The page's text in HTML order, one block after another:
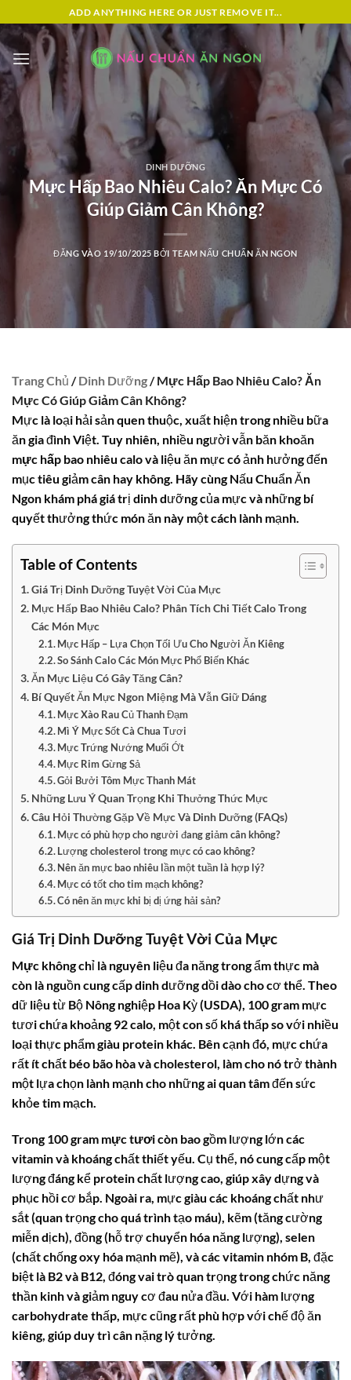
qua
nội
dung
ADD ANYTHING HERE OR JUST REMOVE IT...
DINH DƯỠNG
Mực Hấp Bao Nhiêu Calo? Ăn Mực Có
Giúp Giảm Cân Không?
ĐĂNG VÀO 19/10/2025 BỞI TEAM NẤU CHUẨN ĂN NGON
Trang Chủ /Dinh Dưỡng/ Mực Hấp Bao Nhiêu Calo? Ăn
Mực Có Giúp Giảm Cân Không?
Mực là loại hải sản quen thuộc, xuất hiện trong nhiều bữa
ăn gia đình Việt. Tuy nhiên, nhiều người vẫn băn khoăn
mực hấp bao nhiêu calovà liệu ăn mực có ảnh hưởng đến
mục tiêu giảm cân hay không. Hãy cùng Nấu Chuẩn Ăn
Ngon khám phá giá trị dinh dưỡng của mực và những bí
quyết thưởng thức món ăn này một cách lành mạnh.
Table of Contents
Giá Trị Dinh Dưỡng Tuyệt Vời Của Mực
Mực Hấp Bao Nhiêu Calo? Phân Tích Chi Tiết Calo Trong
Các Món Mực
Mực Hấp – Lựa Chọn Tối Ưu Cho Người Ăn Kiêng
So Sánh Calo Các Món Mực Phổ Biến Khác
Ăn Mực Liệu Có Gây Tăng Cân?
Bí Quyết Ăn Mực Ngon Miệng Mà Vẫn Giữ Dáng
Mực Xào Rau Củ Thanh Đạm
Mì Ý Mực Sốt Cà Chua Tươi
Mực Trứng Nướng Muối Ớt
Mực Rim Gừng Sả
Gỏi Bưởi Tôm Mực Thanh Mát
Những Lưu Ý Quan Trọng Khi Thưởng Thức Mực
Câu Hỏi Thường Gặp Về Mực Và Dinh Dưỡng (FAQs)
Mực có phù hợp cho người đang giảm cân không?
Lượng cholesterol trong mực có cao không?
Nên ăn mực bao nhiêu lần một tuần là hợp lý?
Mực có tốt cho tim mạch không?
Có nên ăn mực khi bị dị ứng hải sản?
Giá Trị Dinh Dưỡng Tuyệt Vời Của Mực
Mực không chỉ là nguyên liệu đa năng trong ẩm thực mà
còn là nguồn cung cấp dinh dưỡng dồi dào cho cơ thể. Theo
dữ liệu từ Bộ Nông nghiệp Hoa Kỳ (USDA), 100 gram mực
tươi chứa khoảng 92calo, một con số khá thấp so với nhiều
loại thực phẩm giàu protein khác. Bên cạnh đó, mực chứa
rất ít chất béo bão hòa và cholesterol, làm cho nó trở thành
một lựa chọn lành mạnh cho những ai quan tâm đến sức
khỏe tim mạch.
Trong 100 gram mực tươicòn bao gồm lượng lớn các
vitamin và khoáng chất thiết yếu. Cụ thể, nó cung cấp một
lượng đáng kể proteinchất lượng cao, giúp xây dựng và
phục hồi cơ bắp. Ngoài ra, mực giàu các khoáng chất như
sắt (quan trọng cho quá trình tạo máu), kẽm (tăng cường
miễn dịch), đồng (hỗ trợ chuyển hóa năng lượng), selen
(chất chống oxy hóa mạnh mẽ), và các vitamin nhóm B, đặc
biệt là B2 và B12, đóng vai trò quan trọng trong chức năng
thần kinh và giảm nguy cơ đau nửa đầu. Với hàm lượng
carbohydrate thấp, mực cũng rất phù hợp với chế độ ăn
kiêng, giúp duy trì cân nặng lý tưởng.